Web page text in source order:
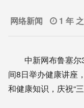
网络新闻 1 年
中新网布鲁塞尔3
间8日举办健康讲座
和健康知识，庆祝“